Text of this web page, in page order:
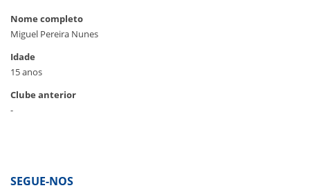
Nome completo
Miguel Pereira Nunes
Idade
15 anos
Clube anterior
-
SEGUE-NOS